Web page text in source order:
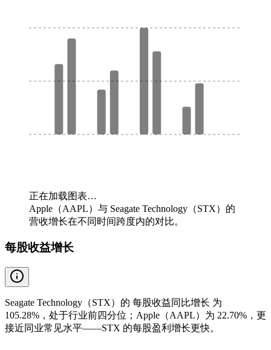
正在加载图表…
Apple（AAPL）与 Seagate Technology（STX）的
营收增长在不同时间跨度内的对比。
每股收益增长
Seagate Technology（STX）的 每股收益同比增长 为
105.28%，处于行业前四分位；Apple（AAPL）为 22.70%，更
接近同业常见水平——STX 的每股盈利增长更快。